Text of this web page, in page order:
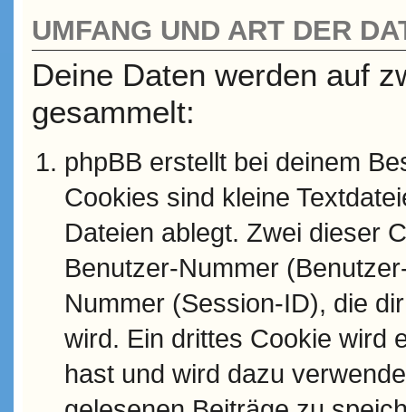
UMFANG UND ART DER
Deine Daten werden auf
gesammelt:
phpBB erstellt bei deinem
Cookies sind kleine
Dateien ablegt. Zwei dieser
Benutzer-Nummer
Nummer (Session-ID), die
wird. Ein drittes Cookie wird
hast und wird dazu